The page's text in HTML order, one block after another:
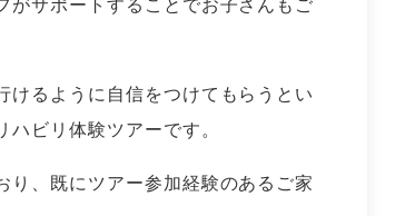
がサポートすることでお子さんもご
けるように自信をつけてもらうとい
ビリ体験ツアーです。
り、既にツアー参加経験のあるご家